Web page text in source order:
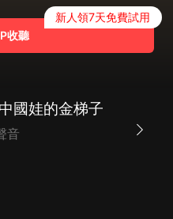
收聽
新人領7天免費試用
國娃的金梯子
音